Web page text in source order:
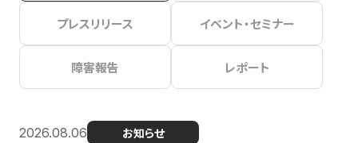
プレスリリース イベント・セミナー
障害報告 レポート
2026.08.06 お知らせ